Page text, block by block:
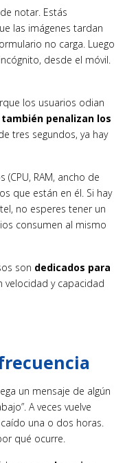
notar. Estás
las imágenes tardan
no carga. Luego
desde el móvil.
los usuarios odian
penalizan los
tres segundos, ya hay
RAM, ancho de
que están en él. Si hay
no esperes tener un
consumen al mismo
son dedicados para
velocidad y capacidad
un mensaje de algún
A veces vuelve
una o dos horas.
qué ocurre.